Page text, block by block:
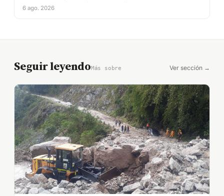
6 ago. 2026
Seguir leyendoMás sobre Ver sección →